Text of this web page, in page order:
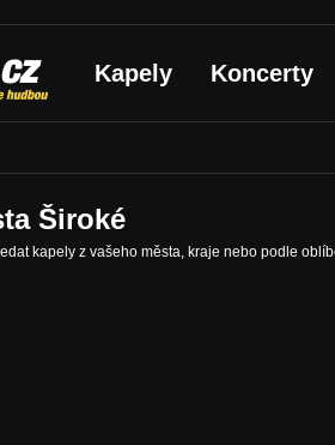
Kapely Koncerty
Široké
kapely z vašeho města, kraje nebo podle